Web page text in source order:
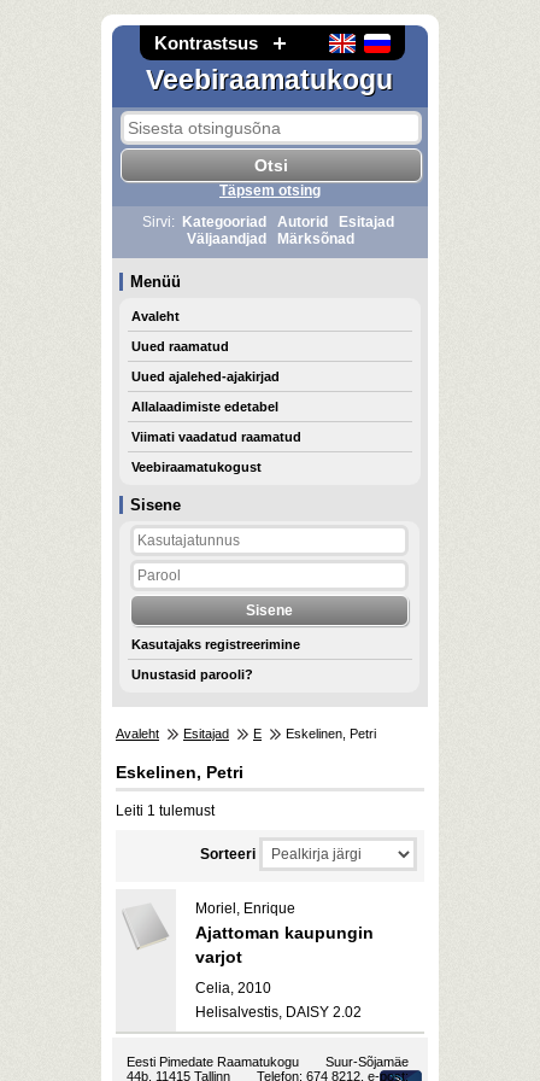
Kontrastsus
Veebiraamatukogu
Sisene
Kasutajaks registreerimine
Unustasid parooli?
Täpsem otsing
Sirvi:
Kategooriad Autorid
Esitajad
Väljaandjad
Märksõnad
Menüü
Avaleht
Uued raamatud
Uued ajalehed-ajakirjad
Allalaadimiste edetabel
Viimati vaadatud raamatud
Veebiraamatukogust
Avaleht Esitajad E Eskelinen, Petri
Eskelinen, Petri
Leiti 1 tulemust
Sorteeri
Moriel, Enrique
Ajattoman kaupungin
varjot
Celia, 2010
Helisalvestis, DAISY 2.02
Eesti Pimedate Raamatukogu
Suur-Sõjamäe
44b, 11415 Tallinn
Telefon: 674 8212, e-post: